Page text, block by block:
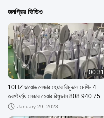
জনপ্রিয় ভিডিও
00:31
10HZ ডায়োড লেজার হেয়ার রিমুভাল মেশিন 4
তরঙ্গদৈর্ঘ্য লেজার হেয়ার রিমুভাল 808 940 755
1064January 29, 2023